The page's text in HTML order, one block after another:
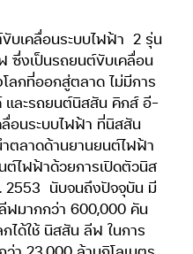
บเคลื่อนระบบไฟฟ้า 2 รุ่น
ซึ่งเป็นรถยนต์ขับเคลื่อน
ลกที่ออกสู่ตลาด ไม่มีการ
และรถยนต์นิสสัน คิกส์ อี-
อนระบบไฟฟ้า ที่นิสสัน
ำตลาดด้านยานยนต์ไฟฟ้า
ต์ไฟฟ้าด้วยการเปิดตัวนิส
2553 นับจนถึงปัจจุบัน มี
ฟมากกว่า 600,000 คัน
ได้ใช้ นิสสัน ลีฟ ในการ